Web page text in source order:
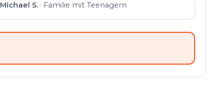
Michael S. · Familie mit Teenagern